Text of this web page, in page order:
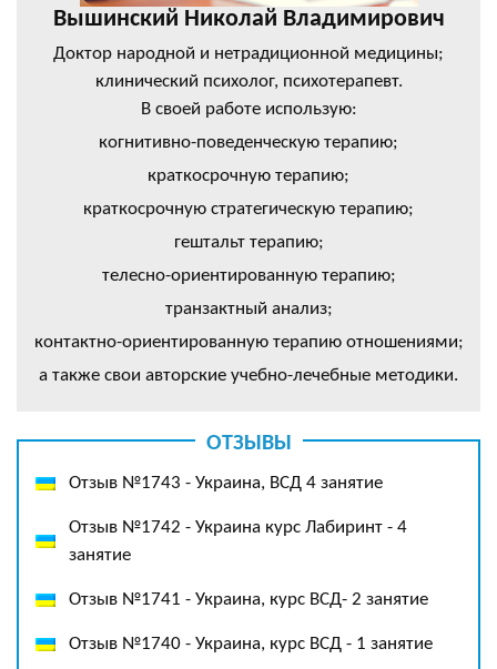
Вышинский Николай Владимирович
Доктор народной и нетрадиционной медицины;
клинический психолог, психотерапевт.
В своей работе использую:
когнитивно-поведенческую терапию;
краткосрочную терапию;
краткосрочную стратегическую терапию;
гештальт терапию;
телесно-ориентированную терапию;
транзактный анализ;
контактно-ориентированную терапию отношениями;
а также свои авторские учебно-лечебные методики.
ОТЗЫВЫ
Отзыв №1743 - Украина, ВСД 4 занятие
Отзыв №1742 - Украина курс Лабиринт - 4
занятие
Отзыв №1741 - Украина, курс ВСД- 2 занятие
Отзыв №1740 - Украина, курс ВСД - 1 занятие